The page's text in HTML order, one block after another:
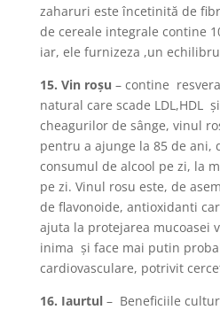
zaharuri este încetinită de
de cereale integrale contine
iar, ele furnizeza ,un
15. Vin roşu – contine
natural care scade LDL,HDL
cheagurilor de sânge, vinul
pentru a ajunge la 85 de ani,
consumul de alcool pe zi, la
pe zi. Vinul rosu este, de
de flavonoide, antioxidanti
ajuta la protejarea mucoasei
inima şi face mai putin
cardiovasculare, potrivit
16. Iaurtul– Beneficiile